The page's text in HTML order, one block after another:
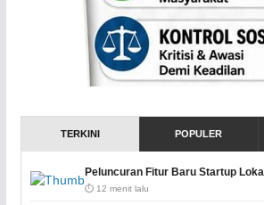
TERKINI POPULER
Peluncuran Fitur Baru Startup
⏱️ 12 menit lalu